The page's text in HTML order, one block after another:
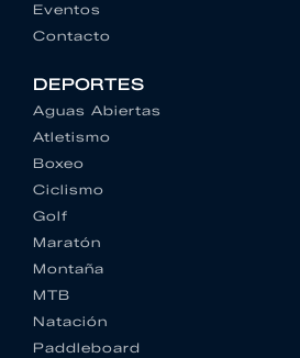
Eventos
Contacto
DEPORTES
Aguas Abiertas
Atletismo
Boxeo
Ciclismo
Golf
Maratón
Montaña
MTB
Natación
Paddleboard